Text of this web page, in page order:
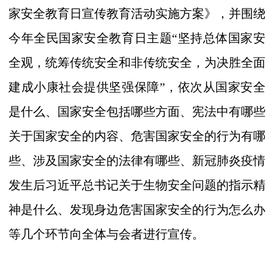
家安全教育日宣传教育活动实施方案》，并围绕
今年全民国家安全教育日 主题“坚持总体国家安
全观，统筹传统安全和非传统安全，为决胜全面
建成小康社会提供坚强保障”，依次从国家安全
是什么、国家安全包括哪些方面、宪法中有哪些
关于国家安全的内容、危害国家安全的行为有哪
些、涉及国家安全的法律有哪些、新冠肺炎疫情
发生后习近平总书记关于生物安全问题的指示精
神是什么、发现身边危害国家安全的行为怎么办
等几个环节向全体与会者进行宣传。